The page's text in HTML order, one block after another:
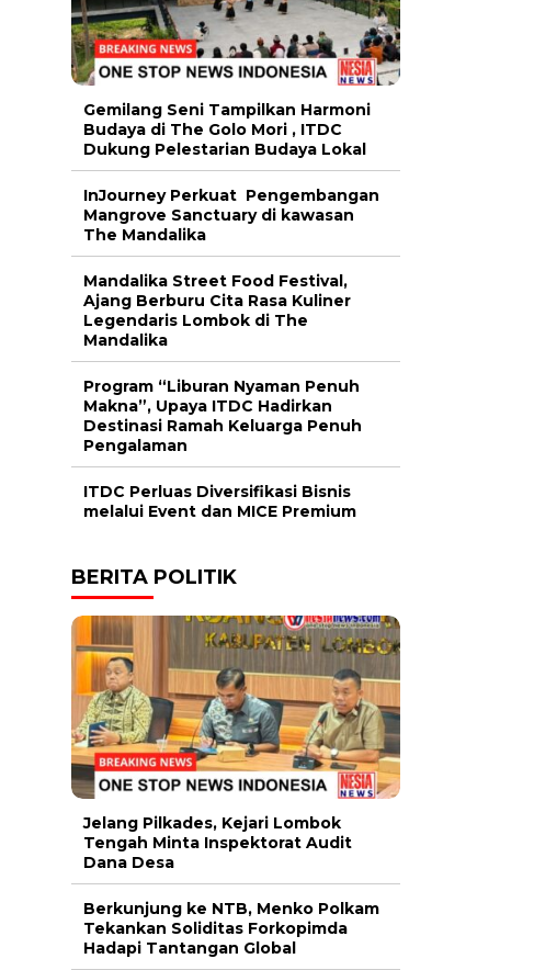
Gemilang Seni Tampilkan Harmoni
Budaya di The Golo Mori , ITDC
Dukung Pelestarian Budaya Lokal
InJourney Perkuat Pengembangan
Mangrove Sanctuary di kawasan
The Mandalika
Mandalika Street Food Festival,
Ajang Berburu Cita Rasa Kuliner
Legendaris Lombok di The
Mandalika
Program “Liburan Nyaman Penuh
Makna”, Upaya ITDC Hadirkan
Destinasi Ramah Keluarga Penuh
Pengalaman
ITDC Perluas Diversifikasi Bisnis
melalui Event dan MICE Premium
BERITA POLITIK
Jelang Pilkades, Kejari Lombok
Tengah Minta Inspektorat Audit
Dana Desa
Berkunjung ke NTB, Menko Polkam
Tekankan Soliditas Forkopimda
Hadapi Tantangan Global